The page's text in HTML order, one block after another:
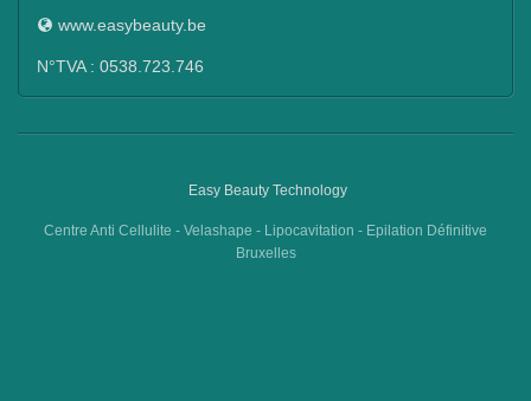
www.easybeauty.be
N°TVA : 0538.723.746
Easy Beauty Technology
Centre Anti Cellulite - Velashape - Lipocavitation - Epilation Définitive
Bruxelles